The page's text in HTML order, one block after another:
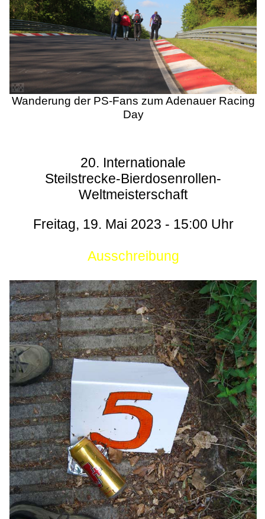
Wanderung der PS-Fans zum Adenauer Racing
Day
20. Internationale
Steilstrecke-Bierdosenrollen-
Weltmeisterschaft
Freitag, 19. Mai 2023 - 15:00 Uhr
Ausschreibung